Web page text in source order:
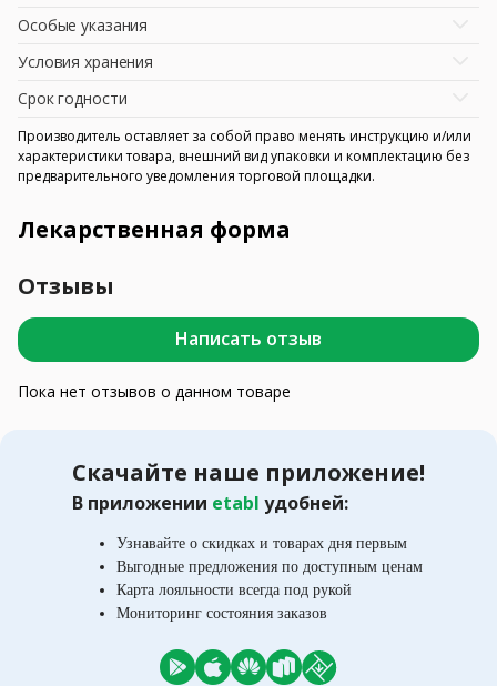
Особые указания
Условия хранения
Срок годности
Производитель оставляет за собой право менять инструкцию и/или
характеристики товара, внешний вид упаковки и комплектацию без
предварительного уведомления торговой площадки.
Лекарственная форма
Отзывы
Написать отзыв
Пока нет отзывов о данном товаре
Скачайте наше приложение!
В приложении etabl удобней:
Узнавайте о скидках и товарах дня первым
Выгодные предложения по доступным ценам
Карта лояльности всегда под рукой
Мониторинг состояния заказов